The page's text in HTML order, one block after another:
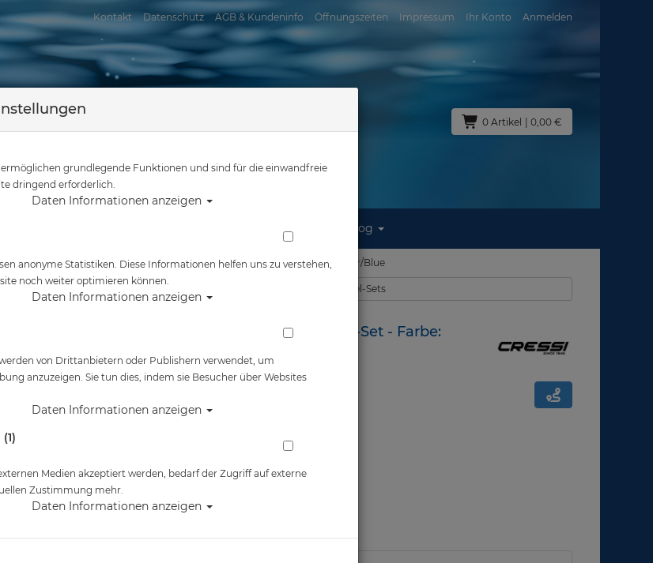
Kontakt Datenschutz AGB & Kundeninfo Öffnungszeiten Impressum Ihr Konto Anmelden
0 Artikel | 0,00 €
Reisen Blog
Cressi - Big Eyes Evolution + Alpha Ultra Dry - Kombi-Set - Farbe: Clear/Blue
Alle Artikel zeigen aus: Maske & Schorchel-Sets
- Big Eyes Evolution + Alpha Ultra Dry - Kombi-Set - Farbe:
cre-DS337020
89,99 €
90,00 €*
ermöglichen grundlegende Funktionen und sind für die einwandfreie
dringend erforderlich.
Daten Informationen anzeigen
anonyme Statistiken. Diese Informationen helfen uns zu verstehen,
noch weiter optimieren können.
Daten Informationen anzeigen
von Drittanbietern oder Publishern verwendet, um
anzuzeigen. Sie tun dies, indem sie Besucher über Websites
Daten Informationen anzeigen
Medien akzeptiert werden, bedarf der Zugriff auf externe
Zustimmung mehr.
Daten Informationen anzeigen